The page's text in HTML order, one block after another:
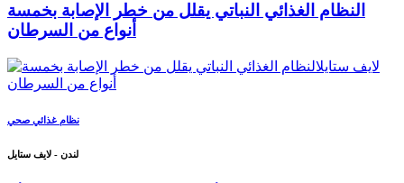
النظام الغذائي النباتي يقلل من خطر الإصابة بخمسة
أنواع من السرطان
نظام غذائي صحي
لندن - لايف ستايل